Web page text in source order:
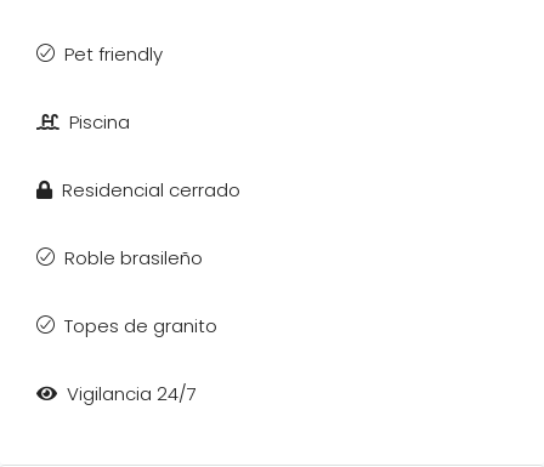
Pet friendly
Piscina
Residencial cerrado
Roble brasileño
Topes de granito
Vigilancia 24/7